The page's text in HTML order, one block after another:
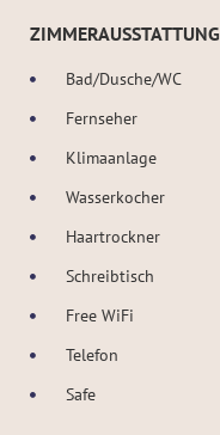
ZIMMERAUSSTATTUNG
Bad/Dusche/WC
Fernseher
Klimaanlage
Wasserkocher
Haartrockner
Schreibtisch
Free WiFi
Telefon
Safe